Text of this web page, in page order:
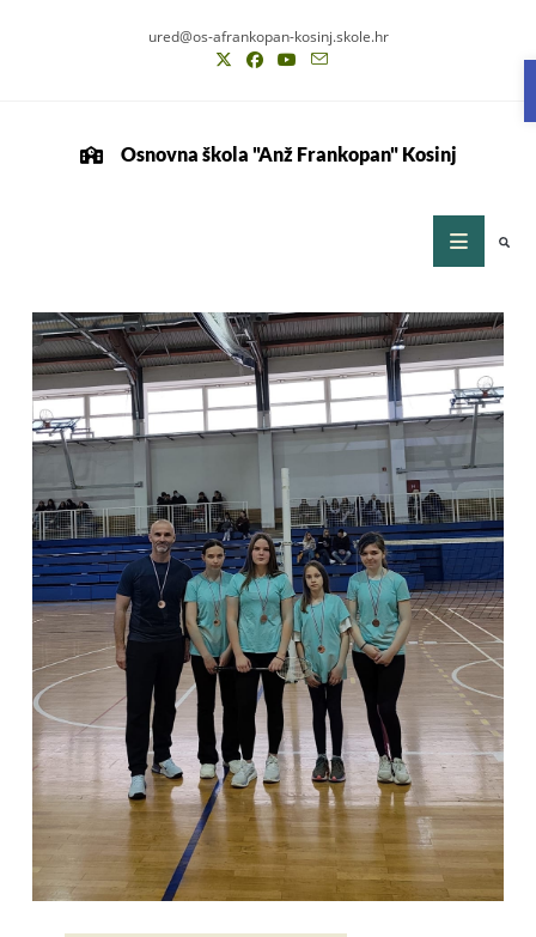
ured@os-afrankopan-kosinj.skole.hr
Osnovna škola "Anž Frankopan" Kosinj